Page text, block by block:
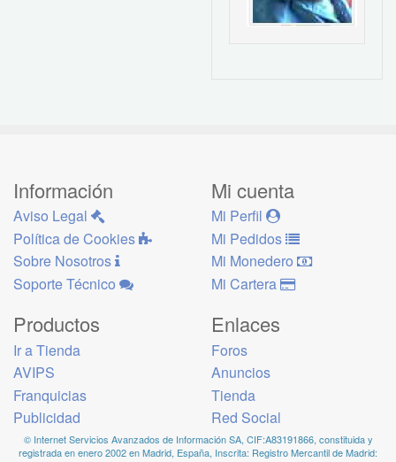
Información
Aviso Legal
Política de Cookies
Sobre Nosotros
Soporte Técnico
Mi cuenta
Mi Perfil
Mi Pedidos
Mi Monedero
Mi Cartera
Productos
Ir a Tienda
AVIPS
Franquicias
Publicidad
Enlaces
Foros
Anuncios
Tienda
Red Social
© Internet Servicios Avanzados de Información SA, CIF:A83191866, constituida y
registrada en enero 2002 en Madrid, España, Inscrita: Registro Mercantil de Madrid: